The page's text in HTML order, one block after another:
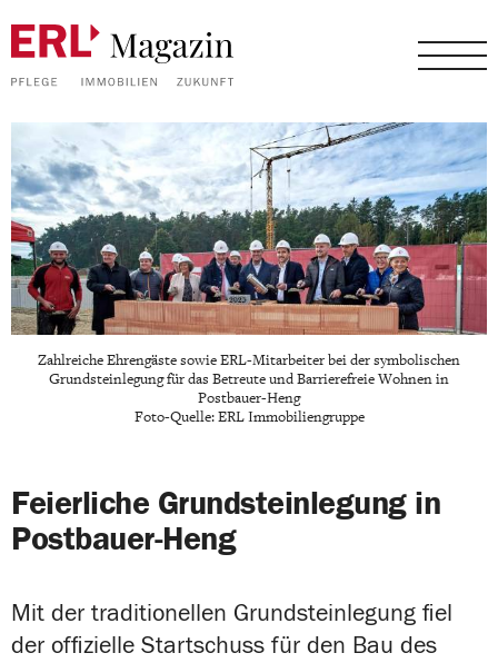
Zahlreiche Ehrengäste sowie ERL-Mitarbeiter bei der symbolischen
Grundsteinlegung für das Betreute und Barrierefreie Wohnen in
Postbauer-Heng
Foto-Quelle: ERL Immobiliengruppe
Feierliche Grundsteinlegung in
Postbauer-Heng
Mit der traditionellen Grundsteinlegung fiel
der offizielle Startschuss für den Bau des